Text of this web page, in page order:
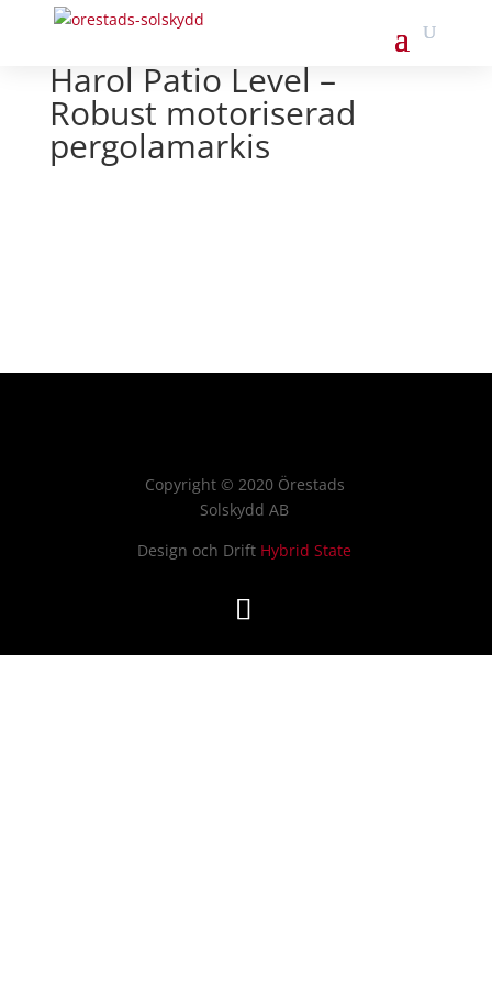
Harol Patio Level –
Robust motoriserad
pergolamarkis
Copyright © 2020 Örestads
Solskydd AB
Design och Drift Hybrid State